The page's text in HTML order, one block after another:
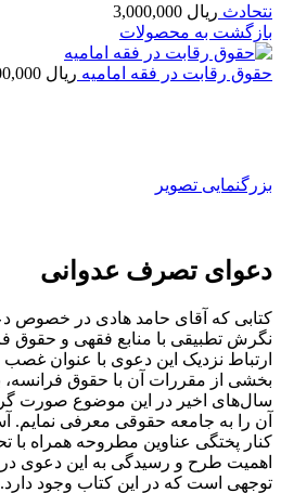
نتحادث ریال
بازگشت به محصولات
حقوق رقابت در فقه امامیه ریال
بزرگنمایی تصویر
دعوای تصرف عدوانی
کتابی که آقای حامد هادی در خصوص
نگرش تطبیقی با منابع فقهی و حقوق
ارتباط نزدیک این دعوی با عنوان غصب
بخشی از مقررات آن با حقوق فرانسه،
سال‌های اخیر در این موضوع صورت
آن را به جامعه‌ حقوقی معرفی نمایم.
کنار پختگی عناوین مطروحه همراه با
اهمیت طرح و رسیدگی به این دعوی
توجهی است که در این کتاب وجود دارد.